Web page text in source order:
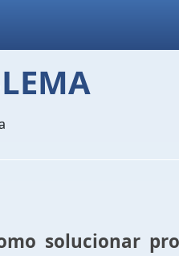
solucionar